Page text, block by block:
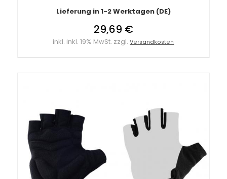
Lieferung in 1-2 Werktagen (DE)
29,69 €
inkl. inkl. 19% MwSt. zzgl.Versandkosten